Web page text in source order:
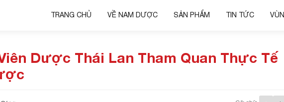
TRANG CHỦ VỀ NAM DƯỢC SẢN PHẨM TIN TỨC
Dược Thái Lan Tham Quan Thực Tế